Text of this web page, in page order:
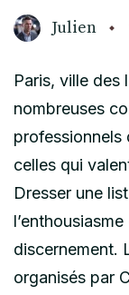
Julien
Paris, ville des
nombreuses
professionnels
celles qui
Dresser une
discernement.
organisés par